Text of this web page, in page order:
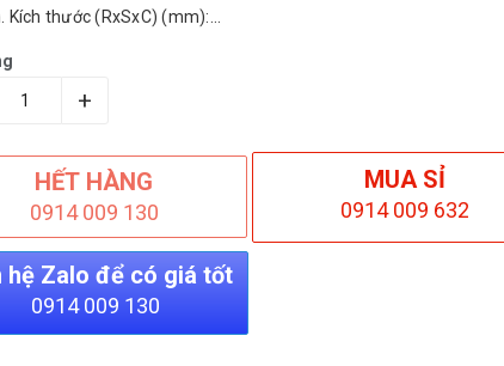
Kích thước (RxSxC) (mm):...
+
HẾT HÀNG
0914 009 130
MUA SỈ
0914 009 632
hệ Zalo để có giá tốt
0914 009 130